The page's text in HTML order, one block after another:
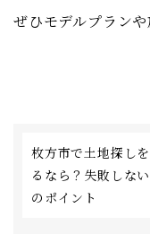
ぜひモデルプラン
枚方市で土地探し
るなら？失敗しな
のポイント